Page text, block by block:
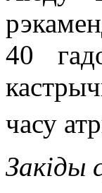
40
часу
Закіды